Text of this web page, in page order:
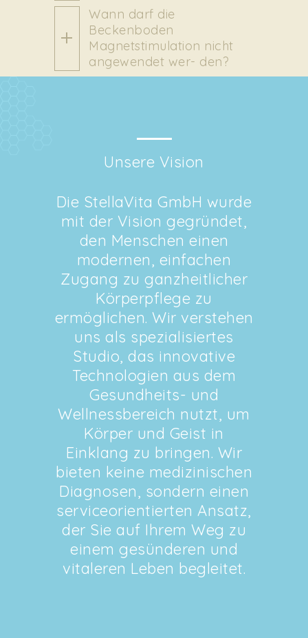
Wann darf die
Beckenboden
Magnetstimulation nicht
angewendet wer- den?
Unsere Vision
Die StellaVita GmbH wurde
mit der Vision gegründet,
den Menschen einen
modernen, einfachen
Zugang zu ganzheitlicher
Körperpflege zu
ermöglichen. Wir verstehen
uns als spezialisiertes
Studio, das innovative
Technologien aus dem
Gesundheits- und
Wellnessbereich nutzt, um
Körper und Geist in
Einklang zu bringen. Wir
bieten keine medizinischen
Diagnosen, sondern einen
serviceorientierten Ansatz,
der Sie auf Ihrem Weg zu
einem gesünderen und
vitaleren Leben begleitet.